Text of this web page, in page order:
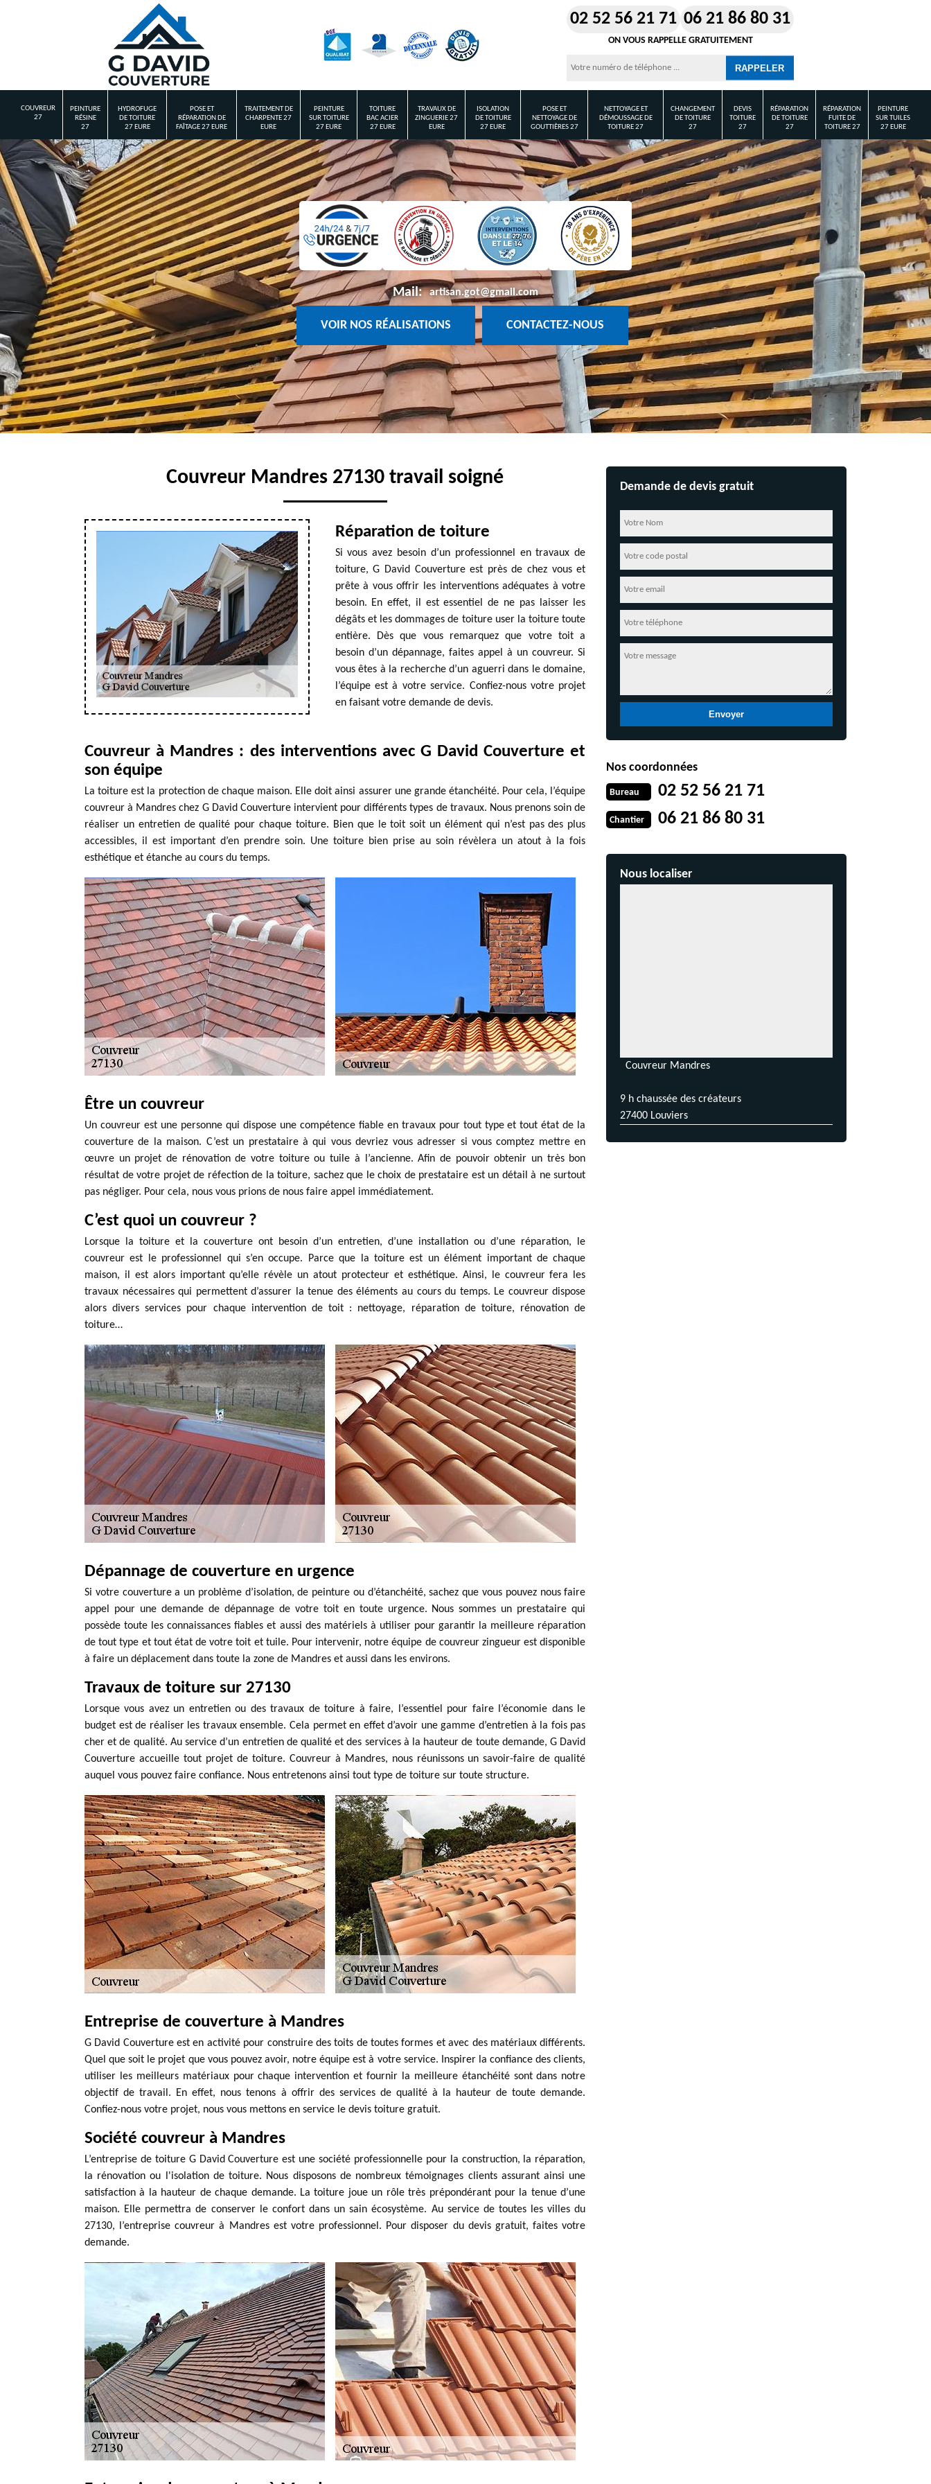
02 52 56 21 71 06 21 86 80 31
ON VOUS RAPPELLE GRATUITEMENT
COUVREUR
27
PEINTURE
RÉSINE
27
HYDROFUGE
DE TOITURE
27 EURE
POSE ET
RÉPARATION DE
FAÎTAGE 27 EURE
TRAITEMENT DE
CHARPENTE 27
EURE
PEINTURE
SUR TOITURE
27 EURE
TOITURE
BAC ACIER
27 EURE
TRAVAUX DE
ZINGUERIE 27
EURE
ISOLATION
DE TOITURE
27 EURE
POSE ET
NETTOYAGE DE
GOUTTIÈRES 27
NETTOYAGE ET
DÉMOUSSAGE DE
TOITURE 27
CHANGEMENT
DE TOITURE
27
DEVIS
TOITURE
27
RÉPARATION
DE TOITURE
27
RÉPARATION
FUITE DE
TOITURE 27
PEINTURE
SUR TUILES
27 EURE
Mail: artisan.got@gmail.com
VOIR NOS RÉALISATIONS CONTACTEZ-NOUS
Couvreur Mandres 27130 travail soigné
Réparation de toiture
Si vous avez besoin d’un professionnel en travaux de
toiture, G David Couverture est près de chez vous et
prête à vous offrir les interventions adéquates à votre
besoin. En effet, il est essentiel de ne pas laisser les
dégâts et les dommages de toiture user la toiture toute
entière. Dès que vous remarquez que votre toit a
besoin d’un dépannage, faites appel à un couvreur. Si
vous êtes à la recherche d’un aguerri dans le domaine,
l’équipe est à votre service. Confiez-nous votre projet
en faisant votre demande de devis.
Couvreur à Mandres : des interventions avec G David Couverture et
son équipe
La toiture est la protection de chaque maison. Elle doit ainsi assurer une grande étanchéité. Pour cela, l’équipe
couvreur à Mandres chez G David Couverture intervient pour différents types de travaux. Nous prenons soin de
réaliser un entretien de qualité pour chaque toiture. Bien que le toit soit un élément qui n’est pas des plus
accessibles, il est important d’en prendre soin. Une toiture bien prise au soin révèlera un atout à la fois
esthétique et étanche au cours du temps.
Être un couvreur
Un couvreur est une personne qui dispose une compétence fiable en travaux pour tout type et tout état de la
couverture de la maison. C’est un prestataire à qui vous devriez vous adresser si vous comptez mettre en
œuvre un projet de rénovation de votre toiture ou tuile à l’ancienne. Afin de pouvoir obtenir un très bon
résultat de votre projet de réfection de la toiture, sachez que le choix de prestataire est un détail à ne surtout
pas négliger. Pour cela, nous vous prions de nous faire appel immédiatement.
C’est quoi un couvreur ?
Lorsque la toiture et la couverture ont besoin d’un entretien, d’une installation ou d’une réparation, le
couvreur est le professionnel qui s’en occupe. Parce que la toiture est un élément important de chaque
maison, il est alors important qu’elle révèle un atout protecteur et esthétique. Ainsi, le couvreur fera les
travaux nécessaires qui permettent d’assurer la tenue des éléments au cours du temps. Le couvreur dispose
alors divers services pour chaque intervention de toit : nettoyage, réparation de toiture, rénovation de
toiture…
Dépannage de couverture en urgence
Si votre couverture a un problème d’isolation, de peinture ou d’étanchéité, sachez que vous pouvez nous faire
appel pour une demande de dépannage de votre toit en toute urgence. Nous sommes un prestataire qui
possède toute les connaissances fiables et aussi des matériels à utiliser pour garantir la meilleure réparation
de tout type et tout état de votre toit et tuile. Pour intervenir, notre équipe de couvreur zingueur est disponible
à faire un déplacement dans toute la zone de Mandres et aussi dans les environs.
Travaux de toiture sur 27130
Lorsque vous avez un entretien ou des travaux de toiture à faire, l’essentiel pour faire l’économie dans le
budget est de réaliser les travaux ensemble. Cela permet en effet d’avoir une gamme d’entretien à la fois pas
cher et de qualité. Au service d’un entretien de qualité et des services à la hauteur de toute demande, G David
Couverture accueille tout projet de toiture. Couvreur à Mandres, nous réunissons un savoir-faire de qualité
auquel vous pouvez faire confiance. Nous entretenons ainsi tout type de toiture sur toute structure.
Entreprise de couverture à Mandres
G David Couverture est en activité pour construire des toits de toutes formes et avec des matériaux différents.
Quel que soit le projet que vous pouvez avoir, notre équipe est à votre service. Inspirer la confiance des clients,
utiliser les meilleurs matériaux pour chaque intervention et fournir la meilleure étanchéité sont dans notre
objectif de travail. En effet, nous tenons à offrir des services de qualité à la hauteur de toute demande.
Confiez-nous votre projet, nous vous mettons en service le devis toiture gratuit.
Société couvreur à Mandres
L’entreprise de toiture G David Couverture est une société professionnelle pour la construction, la réparation,
la rénovation ou l'isolation de toiture. Nous disposons de nombreux témoignages clients assurant ainsi une
satisfaction à la hauteur de chaque demande. La toiture joue un rôle très prépondérant pour la tenue d’une
maison. Elle permettra de conserver le confort dans un sain écosystème. Au service de toutes les villes du
27130, l’entreprise couvreur à Mandres est votre professionnel. Pour disposer du devis gratuit, faites votre
demande.
Demande de devis gratuit
Nos coordonnées
Bureau 02 52 56 21 71
Chantier 06 21 86 80 31
Nous localiser
Couvreur Mandres
9 h chaussée des créateurs
27400 Louviers